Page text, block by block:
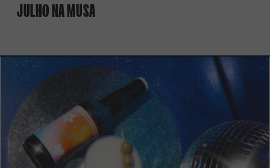
JULHO NA MUSA